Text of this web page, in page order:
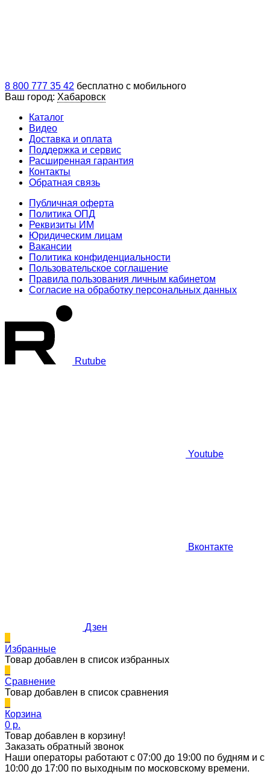
8 800 777 35 42 бесплатно с мобильного
Ваш город: Хабаровск
Каталог
Видео
Доставка и оплата
Поддержка и сервис
Расширенная гарантия
Контакты
Обратная связь
Публичная оферта
Политика ОПД
Реквизиты ИМ
Юридическим лицам
Вакансии
Политика конфиденциальности
Пользовательское соглашение
Правила пользования личным кабинетом
Согласие на обработку персональных данных
Rutube
Youtube
Вконтакте
Дзен
Избранные
Товар добавлен в список избранных
Сравнение
Товар добавлен в список сравнения
Корзина
0 p.
Товар добавлен в корзину!
Заказать обратный звонок
Наши операторы работают с 07:00 до 19:00 по будням и с
10:00 до 17:00 по выходным по московскому времени.